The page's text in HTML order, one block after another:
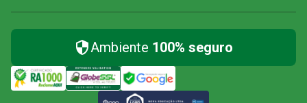
Ambiente 100% seguro